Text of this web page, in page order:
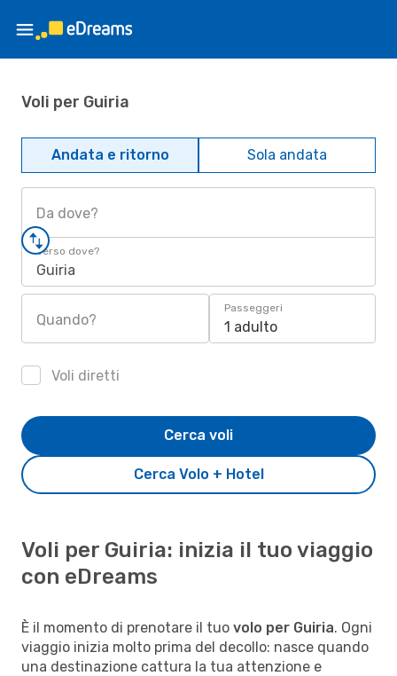
Voli per Guiria
Andata e ritorno Sola andata
Da dove?
Verso dove?
Guiria
Quando?
Passeggeri
1 adulto
Voli diretti
Cerca Volo + Hotel
Cerca voli
Voli per Guiria: inizia il tuo viaggio
con eDreams
È il momento di prenotare il tuo volo per Guiria. Ogni
viaggio inizia molto prima del decollo: nasce quando
una destinazione cattura la tua attenzione e